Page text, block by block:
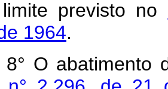
previsto no
1964.
8° O abatimento